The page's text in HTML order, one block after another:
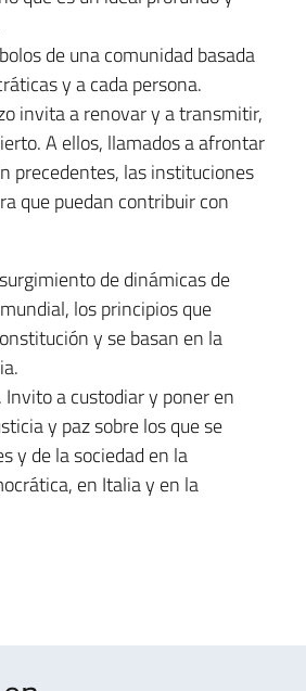
de una comunidad basada
y a cada persona.
invita a renovar y a transmitir,
A ellos, llamados a afrontar
precedentes, las instituciones
que puedan contribuir con
de dinámicas de
los principios que
y se basan en la
a custodiar y poner en
y paz sobre los que se
y de la sociedad en la
en Italia y en la